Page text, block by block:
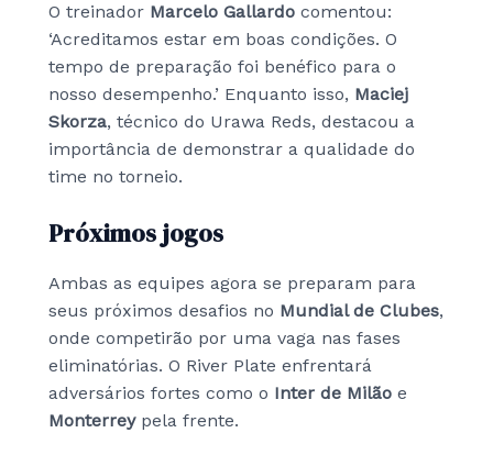
O treinador Marcelo Gallardo comentou:
‘Acreditamos estar em boas condições. O
tempo de preparação foi benéfico para o
nosso desempenho.’ Enquanto isso, Maciej
Skorza, técnico do Urawa Reds, destacou a
importância de demonstrar a qualidade do
time no torneio.
Próximos jogos
Ambas as equipes agora se preparam para
seus próximos desafios no Mundial de Clubes,
onde competirão por uma vaga nas fases
eliminatórias. O River Plate enfrentará
adversários fortes como o Inter de Milão e
Monterreypela frente.